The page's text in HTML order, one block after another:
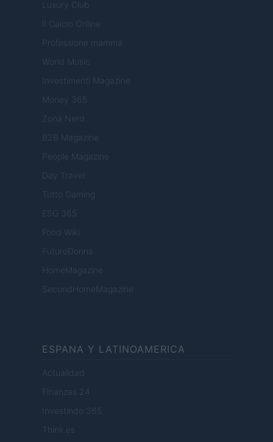
Luxury Club
Il Calcio Online
Professione mamma
World Music
Investimenti Magazine
Money 365
Zona Nerd
B2B Magazine
People Magazine
Day Travel
Tutto Gaming
ESG 365
Food Wiki
FuturoDonna
HomeMagazine
SecondHomeMagazine
ESPANA Y LATINOAMERICA
Actualidad
Finanzas 24
Investindo 365
Think.es